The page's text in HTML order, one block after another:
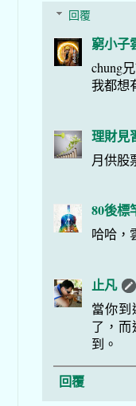
回覆
窮小子
chung
我都想
理財見
月供股
80後標
哈哈，
止凡
當你
了，
到。
回覆